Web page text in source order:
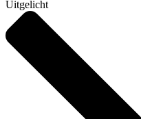
Uitgelicht